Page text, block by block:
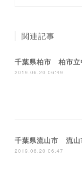
関連記事
2019.06.20 06:49
2019.06.20 06:47